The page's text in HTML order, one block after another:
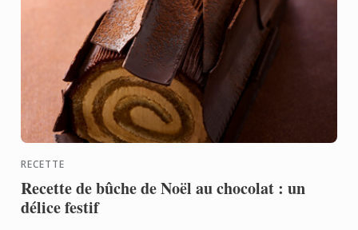
RECETTE
Recette de bûche de Noël au chocolat : un
délice festif